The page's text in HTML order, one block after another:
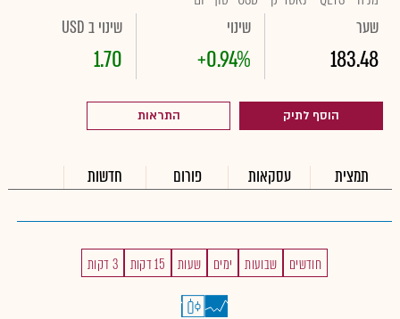
שער
183.48
שינוי
+0.94%
שינוי ב USD
1.70
הוסף לתיק התראות
תמצית עסקאות פורום חדשות
חודשים שבועות ימים שעות 15 דקות 3 דקות